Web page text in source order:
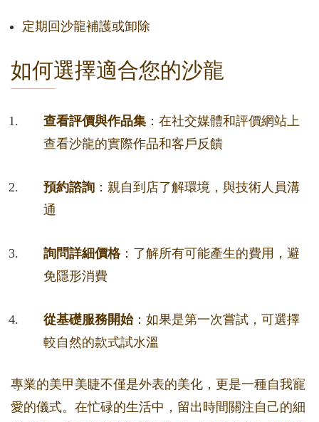
定期回沙龍補護或卸除
如何選擇適合您的沙龍
查看評價與作品集 ：在社交媒體和評價網站上
查看沙龍的實際作品和客戶反饋
預約諮詢 ：親自到店了解環境，與技術人員溝
通
詢問詳細價格：了解所有可能產生的費用，避
免隱形消費
從基礎服務開始：如果是第一次嘗試，可選擇
較自然的款式試水溫
專業的美甲美睫不僅是外表的美化，更是一種自我寵
愛的儀式。在忙碌的生活中，留出時間關注自己的細